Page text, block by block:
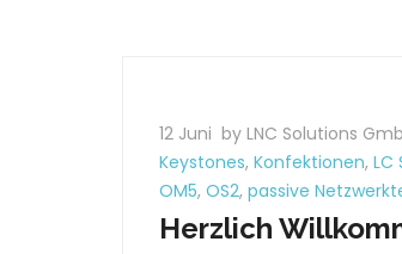
12 Juni by LNC Solutions
Keystones, Konfektionen, LC
OM5, OS2, passive
Herzlich